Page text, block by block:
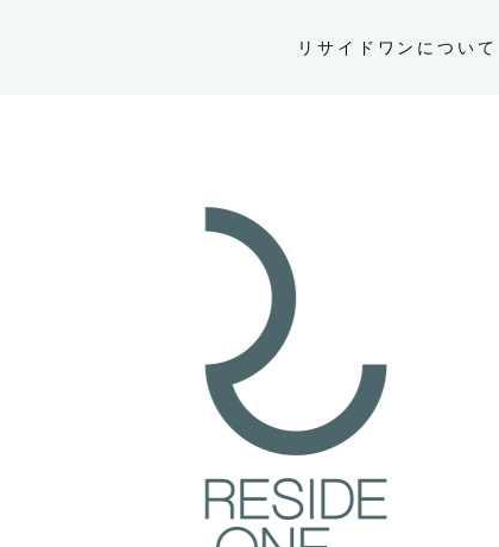
リサイドワンについて